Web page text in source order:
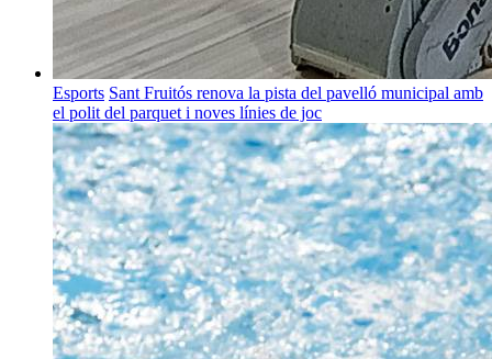
Esports Sant Fruitós renova la pista del pavelló municipal amb
el polit del parquet i noves línies de joc